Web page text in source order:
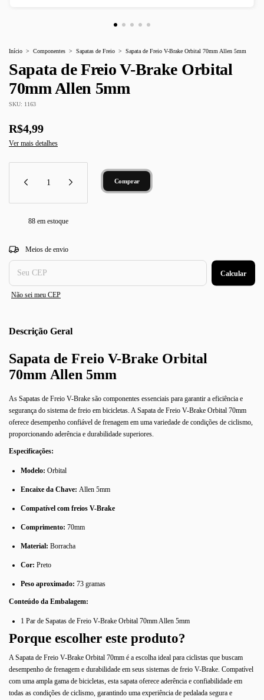
Início > Componentes > Sapatas de Freio > Sapata de Freio V-Brake Orbital 70mm Allen 5mm
Sapata de Freio V-Brake Orbital
70mm Allen 5mm
SKU: 1163
R$4,99
Ver mais detalhes
88 em estoque
Entregas para o CEP:
Meios de envio
Calcular
Não sei meu CEP
Descrição
Sapata de Freio V-Brake Orbital
70mm Allen 5mm
As Sapatas de Freio V-Brake são componentes essenciais para garantir a eficiência e
segurança do sistema de freio em bicicletas. A Sapata de Freio V-Brake Orbital 70mm
oferece desempenho confiável de frenagem em uma variedade de condições de ciclismo,
proporcionando aderência e durabilidade superiores.
Especificações:
Modelo: Orbital
Encaixe da Chave: Allen 5mm
Compatível com freios V-Brake
Comprimento: 70mm
Material: Borracha
Cor: Preto
Peso aproximado: 73 gramas
Conteúdo da Embalagem:
1 Par de Sapatas de Freio V-Brake Orbital 70mm Allen 5mm
Porque escolher este produto?
A Sapata de Freio V-Brake Orbital 70mm é a escolha ideal para ciclistas que buscam
desempenho de frenagem e durabilidade em seus sistemas de freio V-Brake. Compatível
com uma ampla gama de bicicletas, esta sapata oferece aderência e confiabilidade em
todas as condições de ciclismo, garantindo uma experiência de pedalada segura e